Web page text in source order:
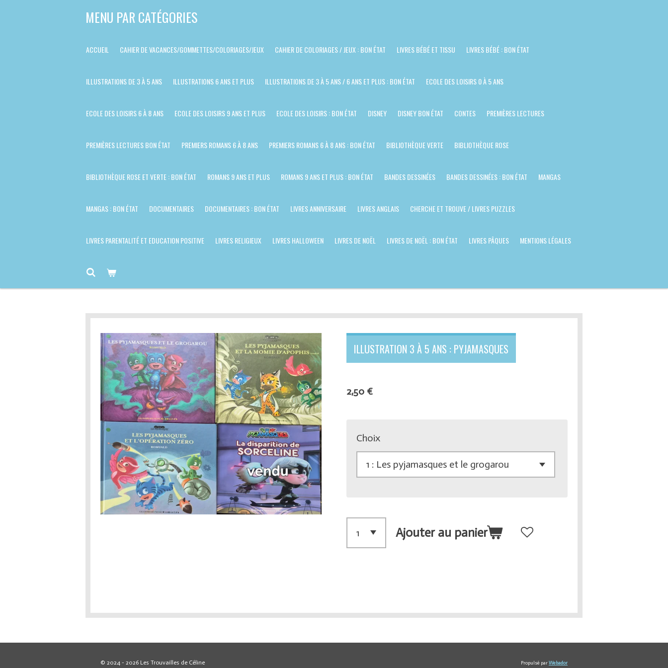
MENU PAR CATÉGORIES
ACCUEIL CAHIER DE VACANCES/GOMMETTES/COLORIAGES/JEUX CAHIER DE COLORIAGES / JEUX : BON ÉTAT LIVRES BÉBÉ ET TISSU LIVRES BÉBÉ : BON ÉTAT
ILLUSTRATIONS DE 3 À 5 ANS ILLUSTRATIONS 6 ANS ET PLUS ILLUSTRATIONS DE 3 À 5 ANS / 6 ANS ET PLUS : BON ÉTAT ECOLE DES LOISIRS 0 À 5 ANS
ECOLE DES LOISIRS 6 À 8 ANS ECOLE DES LOISIRS 9 ANS ET PLUS ECOLE DES LOISIRS : BON ÉTAT DISNEY DISNEY BON ÉTAT CONTES PREMIÈRES LECTURES
PREMIÈRES LECTURES BON ÉTAT PREMIERS ROMANS 6 À 8 ANS PREMIERS ROMANS 6 À 8 ANS : BON ÉTAT BIBLIOTHÈQUE VERTE BIBLIOTHÈQUE ROSE
BIBLIOTHÈQUE ROSE ET VERTE : BON ÉTAT ROMANS 9 ANS ET PLUS ROMANS 9 ANS ET PLUS : BON ÉTAT BANDES DESSINÉES BANDES DESSINÉES : BON ÉTAT MANGAS
MANGAS : BON ÉTAT DOCUMENTAIRES DOCUMENTAIRES : BON ÉTAT LIVRES ANNIVERSAIRE LIVRES ANGLAIS CHERCHE ET TROUVE / LIVRES PUZZLES
LIVRES PARENTALITÉ ET EDUCATION POSITIVE LIVRES RELIGIEUX LIVRES HALLOWEEN LIVRES DE NOËL LIVRES DE NOËL : BON ÉTAT LIVRES PÂQUES MENTIONS LÉGALES
ILLUSTRATION 3 À 5 ANS : PYJAMASQUES
2,50 €
Choix
Ajouter au panier
© 2024 - 2026 Les Trouvailles de Céline Propulsé parWebador